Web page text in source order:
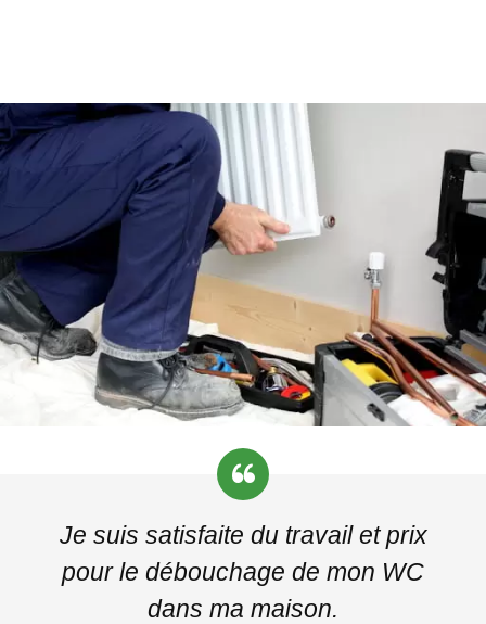
Je suis satisfaite du travail et prix
pour le débouchage de mon WC
dans ma maison.